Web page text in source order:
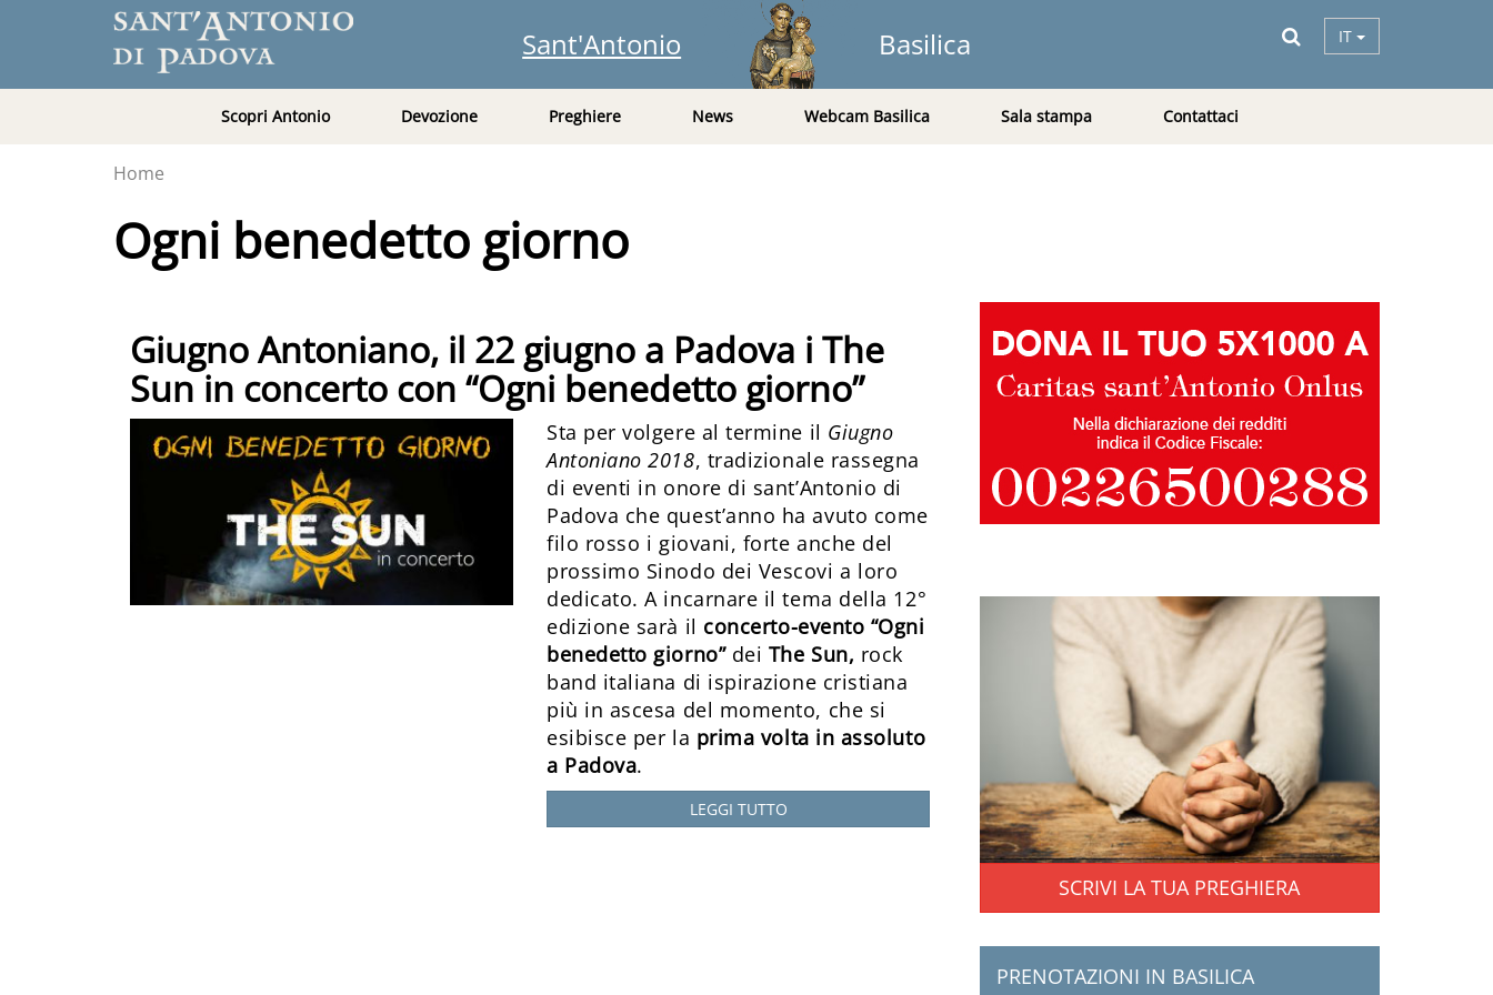
Sant'Antonio Basilica IT
Scopri Antonio Devozione Preghiere News Webcam Basilica Sala stampa Contattaci
Home
Ogni benedetto giorno
Giugno Antoniano, il 22 giugno a Padova i The
Sun in concerto con “Ogni benedetto giorno”
Sta per volgere al termine il Giugno
Antoniano 2018, tradizionale rassegna
di eventi in onore di sant’Antonio di
Padova che quest’anno ha avuto come
filo rosso i giovani, forte anche del
prossimo Sinodo dei Vescovi a loro
dedicato. A incarnare il tema della 12°
edizione sarà il concerto-evento “Ogni
benedetto giorno”dei The Sun, rock
band italiana di ispirazione cristiana
più in ascesa del momento, che si
esibisce per la prima volta in assoluto
a Padova.
LEGGI TUTTO
SCRIVI LA TUA PREGHIERA
PRENOTAZIONI IN BASILICA